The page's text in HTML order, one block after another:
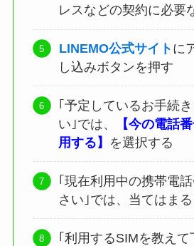
レスなどの契約に必要
LINEMO公式サイト に
し込みボタンを押す
｢予定しているお手続
い｣では、
【今の電話
用する】
を選択する
｢現在利用中の携帯電
さい｣では、当てはま
｢利用するSIMを教えて